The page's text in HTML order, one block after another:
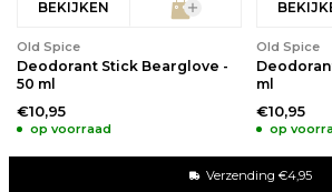
BEKIJKEN
Old Spice
Deodorant Stick Bearglove -
50 ml
€10,95
op voorraad
Old Spice
ml
€10,95
op
Verzending €4,95